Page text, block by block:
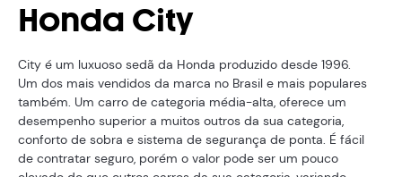
Honda City
City é um luxuoso sedã da Honda produzido desde 1996.
Um dos mais vendidos da marca no Brasil e mais populares
também. Um carro de categoria média-alta, oferece um
desempenho superior a muitos outros da sua categoria,
conforto de sobra e sistema de segurança de ponta. É fácil
de contratar seguro, porém o valor pode ser um pouco